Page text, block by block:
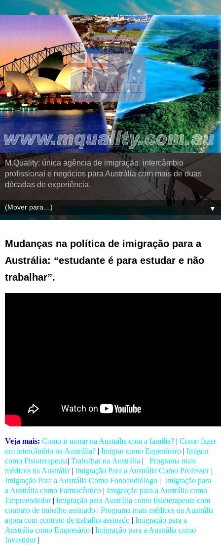
M.Quality: única agência de imigração, intercâmbio
profissional e negócios para Austrália com mais de duas
décadas de experiência.
▼
Mudanças na política de imigração para a
Austrália: “estudante é para estudar e não
trabalhar”.
Veja mais: Como ir morar na Austrália com a família?
Como fazer
um intercâmbio na Austrália?
Imigrar como Engenheiro
Imigrar
como Fisioterapeuta Trabalhar na Austrália
Programa mais
médicos na Austrália
Imigração Para a Austrália Como Professor|
Imigração Para a Austrália Como Fonoaudiólogo
Imigração para
a Austrália como Farmacêutico
Imigração para a Austrália como
Empreendedor| Imigração para Austrália como fisioterapeuta com
contrato de trabalho assinado
Programa mais médicos na Austrália
agora com contrato de trabalho assinado
Imigração para a
Austrália como Empresário
Imigração para a Austrália como
Investidor|